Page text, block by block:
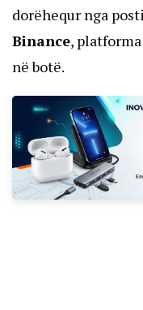
dorëhequr nga
Binance,
në botë.